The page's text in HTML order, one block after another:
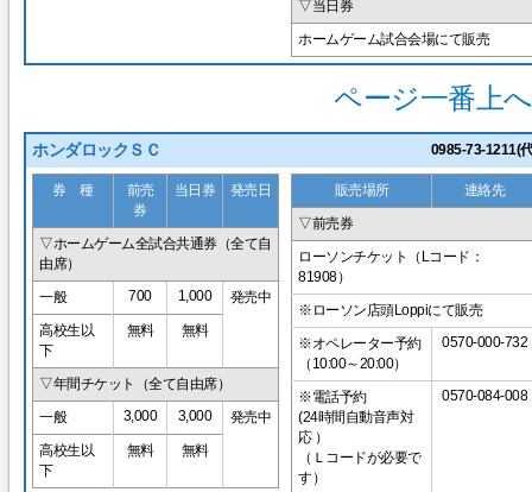
▽当日券
ホームゲーム試合会場にて販売
ページ一番上
ホンダロックＳＣ 0985-73-1211(
券 種
前売
券
当日券 発売日
▽ホームゲーム全試合共通券（全て自
由席）
一般
700 1,000
発売中
高校生以
下
無料 無料
▽年間チケット（全て自由席）
一般
3,000 3,000
発売中
高校生以
下
無料 無料
販売場所
連絡先
▽前売券
ローソンチケット（Lコード：
81908）
※ローソン店頭Loppiにて販売
※オペレーター予約
（10:00～20:00）
0570-000-732
※電話予約
(24時間自動音声対
応 ）
（Ｌコードが必要で
す）
0570-084-008